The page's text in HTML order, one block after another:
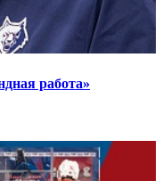
работа»